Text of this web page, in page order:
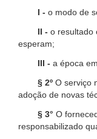
I - o modo de
II - o resultado
esperam;
III - a época
§ 2º O serviço
adoção de novas
§ 3° O
responsabilizado